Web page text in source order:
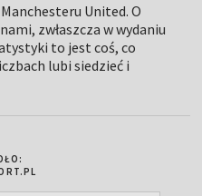
United. O
zwłaszcza w wydaniu
to jest coś, co
lubi siedzieć i